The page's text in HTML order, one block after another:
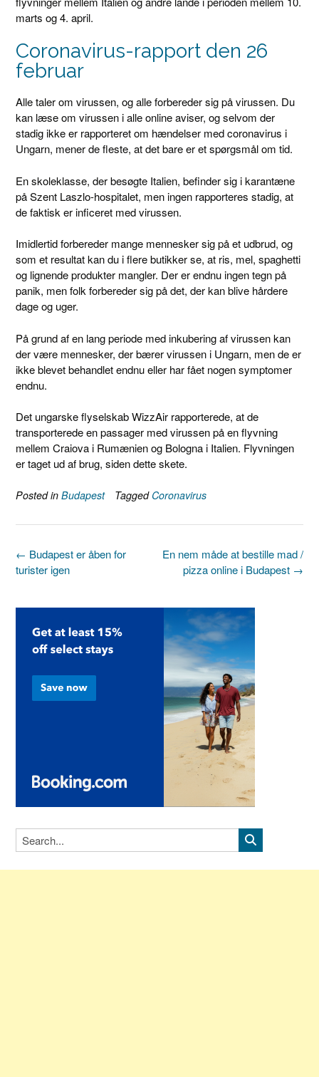
marts og 4. april.
Coronavirus-rapport den 26
februar
Alle taler om virussen, og alle forbereder sig på virussen. Du
kan læse om virussen i alle online aviser, og selvom der
stadig ikke er rapporteret om hændelser med coronavirus i
Ungarn, mener de fleste, at det bare er et spørgsmål om tid.
En skoleklasse, der besøgte Italien, befinder sig i karantæne
på Szent Laszlo-hospitalet, men ingen rapporteres stadig, at
de faktisk er inficeret med virussen.
Imidlertid forbereder mange mennesker sig på et udbrud, og
som et resultat kan du i flere butikker se, at ris, mel, spaghetti
og lignende produkter mangler. Der er endnu ingen tegn på
panik, men folk forbereder sig på det, der kan blive hårdere
dage og uger.
På grund af en lang periode med inkubering af virussen kan
der være mennesker, der bærer virussen i Ungarn, men de er
ikke blevet behandlet endnu eller har fået nogen symptomer
endnu.
Det ungarske flyselskab WizzAir rapporterede, at de
transporterede en passager med virussen på en flyvning
mellem Craiova i Rumænien og Bologna i Italien. Flyvningen
er taget ud af brug, siden dette skete.
Posted in Budapest Tagged Coronavirus
Post
navigation
En nem måde at bestille mad /
pizza online i Budapest →
← Budapest er åben for
turister igen